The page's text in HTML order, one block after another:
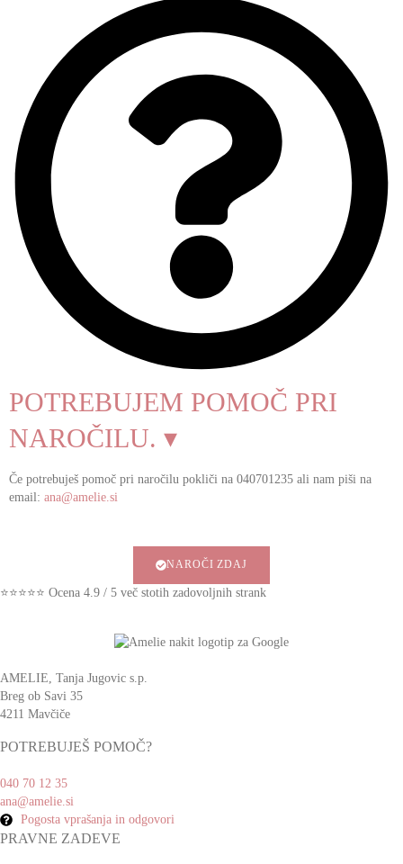
POTREBUJEM POMOČ PRI
NAROČILU. ▾
Če potrebuješ pomoč pri naročilu pokliči na 040701235 ali nam piši na
email: ana@amelie.si
NAROČI ZDAJ
⭐⭐⭐⭐⭐ Ocena 4.9 / 5 več stotih zadovoljnih strank
AMELIE, Tanja Jugovic s.p.
Breg ob Savi 35
4211 Mavčiče
POTREBUJEŠ POMOČ?
040 70 12 35
ana@amelie.si
Pogosta vprašanja in odgovori
PRAVNE ZADEVE